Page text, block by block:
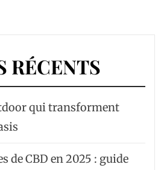
RÉCENTS
qui transforment
de CBD en 2025 : guide